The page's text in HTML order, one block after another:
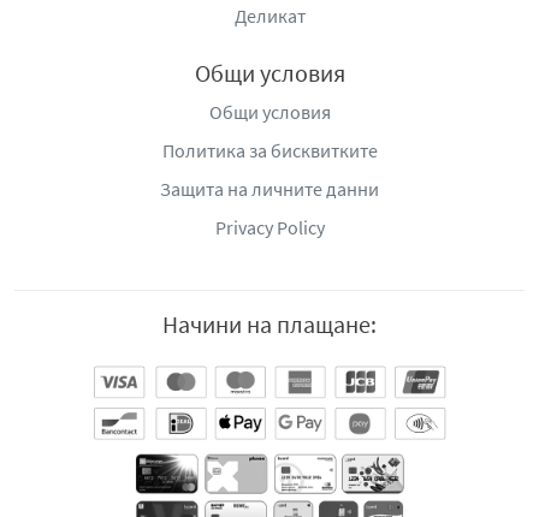
Деликат
Общи условия
Общи условия
Политика за бисквитките
Защита на личните данни
Privacy Policy
Начини на плащане: